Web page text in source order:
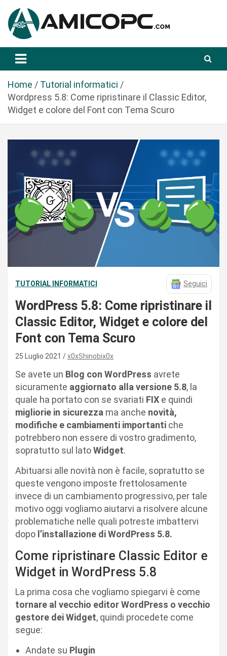
a
Amicopc.com
Home
Tutorial informatici
Wordpress 5.8: Come ripristinare il Classic Editor,
Widget e colore del Font con Tema Scuro
TUTORIAL INFORMATICI Seguici
WordPress 5.8: Come ripristinare il
Classic Editor, Widget e colore del
Font con Tema Scuro
25 Luglio 2021 x0xShinobix0x
Se avete un Blog con WordPress avrete
sicuramente aggiornato alla versione 5.8, la
quale ha portato con se svariati FIX e quindi
migliorie in sicurezza ma anche novità,
modifiche e cambiamenti importanti che
potrebbero non essere di vostro gradimento,
sopratutto sul latoWidget.
Abituarsi alle novità non è facile, sopratutto se
queste vengono imposte frettolosamente
invece di un cambiamento progressivo, per tale
motivo oggi vogliamo aiutarvi a risolvere alcune
problematiche nelle quali potreste imbattervi
dopo l’installazione di WordPress 5.8.
Come ripristinare Classic Editor e
Widget in WordPress 5.8
La prima cosa che vogliamo spiegarvi è come
tornare al vecchio editor WordPress o vecchio
gestore dei Widget, quindi procedete come
segue:
Andate su Plugin